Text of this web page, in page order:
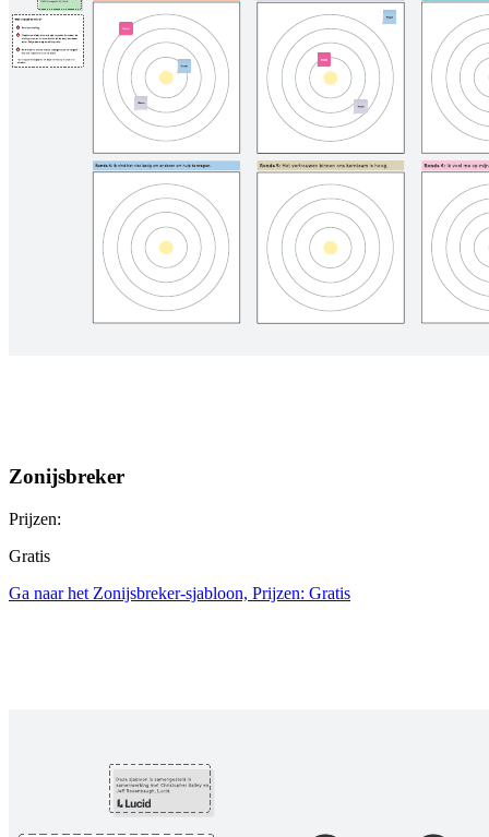
Zonijsbreker
Prijzen:
Gratis
Ga naar het Zonijsbreker-sjabloon, Prijzen: Gratis